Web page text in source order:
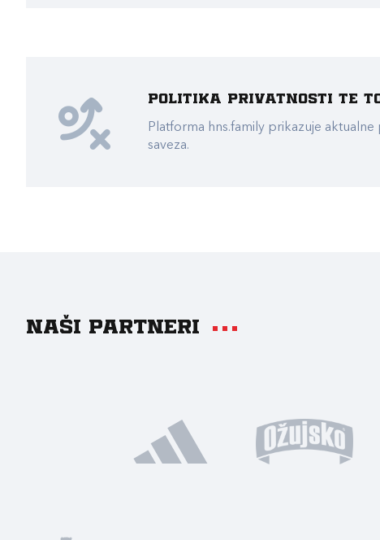
Politika privatnosti te
Platforma hns.family prikazuje
saveza.
Naši partneri